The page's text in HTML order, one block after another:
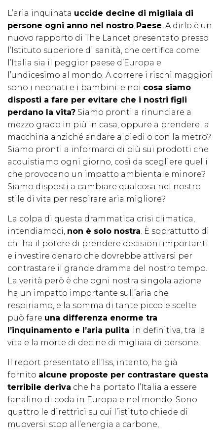
L’aria inquinata uccide decine di migliaia di
persone ogni anno nel nostro Paese. A dirlo è un
nuovo rapporto di The Lancet presentato presso
l’Istituto superiore di sanità, che certifica come
l’Italia sia il peggior paese d’Europa e
l’undicesimo al mondo. A correre i rischi maggiori
sono i neonati e i bambini: e noi cosa siamo
disposti a fare per evitare che i nostri figli
perdano la vita? Siamo pronti a rinunciare a
mezzo grado in più in casa, oppure a prendere la
macchina anziché andare a piedi o con la metro?
Siamo pronti a informarci di più sui prodotti che
acquistiamo ogni giorno, così da scegliere quelli
che provocano un impatto ambientale minore?
Siamo disposti a cambiare qualcosa nel nostro
stile di vita per respirare aria migliore?
La colpa di questa drammatica crisi climatica,
intendiamoci, non è solo nostra. È soprattutto di
chi ha il potere di prendere decisioni importanti
e investire denaro che dovrebbe attivarsi per
contrastare il grande dramma del nostro tempo.
La verità però è che ogni nostra singola azione
ha un impatto importante sull’aria che
respiriamo, e la somma di tante piccole scelte
può fare una differenza enorme tra
l’inquinamento e l’aria pulita: in definitiva, tra la
vita e la morte di decine di migliaia di persone.
Il report presentato all’Iss, intanto, ha già
fornito alcune proposte per contrastare questa
terribile deriva che ha portato l’Italia a essere
fanalino di coda in Europa e nel mondo. Sono
quattro le direttrici su cui l’istituto chiede di
muoversi: stop all’energia a carbone,